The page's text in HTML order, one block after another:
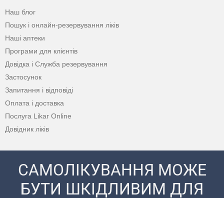
Наш блог
Пошук і онлайн-резервування ліків
Наші аптеки
Програми для клієнтів
Довідка і Служба резервування
Застосунок
Запитання і відповіді
Оплата і доставка
Послуга Likar Online
Довідник ліків
САМОЛІКУВАННЯ МОЖЕ
БУТИ ШКІДЛИВИМ ДЛЯ